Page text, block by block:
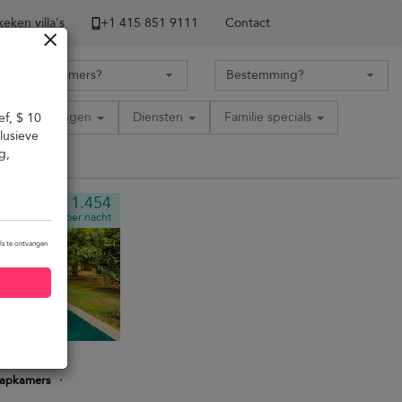
villa's +1 ​415 851 9111 Contact
Voorzieningen Diensten
Familie specials
USD 1.454
per nacht
·
$ 10
te ontvangen